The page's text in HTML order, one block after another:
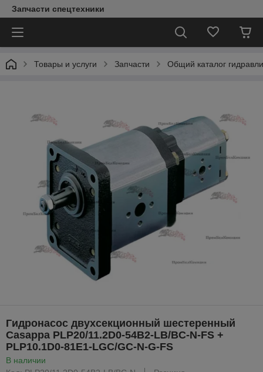
Запчасти спецтехники
Товары и услуги Запчасти Общий каталог
Гидронасос двухсекционный шестеренный
Casappa PLP20/11.2D0-54B2-LB/BC-N-FS +
PLP10.1D0-81E1-LGC/GC-N-G-FS
В наличии